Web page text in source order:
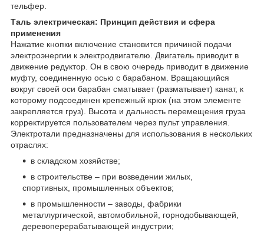
тельфер.
Таль электрическая: Принцип действия и сфера
применения
Нажатие кнопки включение становится причиной подачи
электроэнергии к электродвигателю. Двигатель приводит в
движение редуктор. Он в свою очередь приводит в движение
муфту, соединенную осью с барабаном. Вращающийся
вокруг своей оси барабан сматывает (разматывает) канат, к
которому подсоединен крепежный крюк (на этом элементе
закрепляется груз). Высота и дальность перемещения груза
корректируется пользователем через пульт управления.
Электротали предназначены для использования в нескольких
отраслях:
в складском хозяйстве;
в строительстве – при возведении жилых,
спортивных, промышленных объектов;
в промышленности – заводы, фабрики
металлургической, автомобильной, горнодобывающей,
деревоперерабатывающей индустрии;